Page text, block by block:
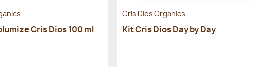
Cris Dios 100 ml
Cris Dios Organics
Kit Cris Dios Day by Day